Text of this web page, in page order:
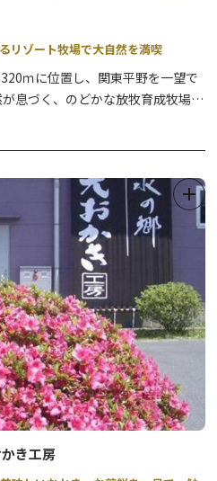
リゾート牧場で大自然を満喫
ｍに位置し、関東平野を一望で
息づく、のどかな放牧育成牧場。
を体験いただけます。
設され、アウトドア慣れしていな
めます。冬期はスノーモービルの
る観光牧場です。
き工房